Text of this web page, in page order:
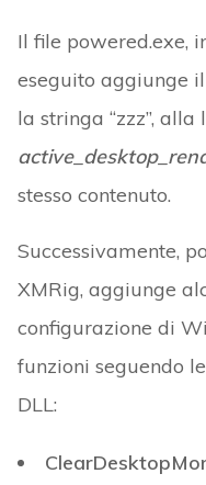
Il file powered.exe,
eseguito aggiunge
la stringa “zzz”,
stesso contenuto.
Successivamente,
XMRig, aggiunge
configurazione di
funzioni seguendo
DLL: